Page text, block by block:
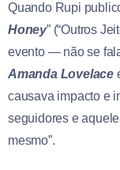
Quando Rupi
Honey” (“Outros
evento — não se
Amanda Lovelace
causava impacto e
seguidores e
mesmo”.